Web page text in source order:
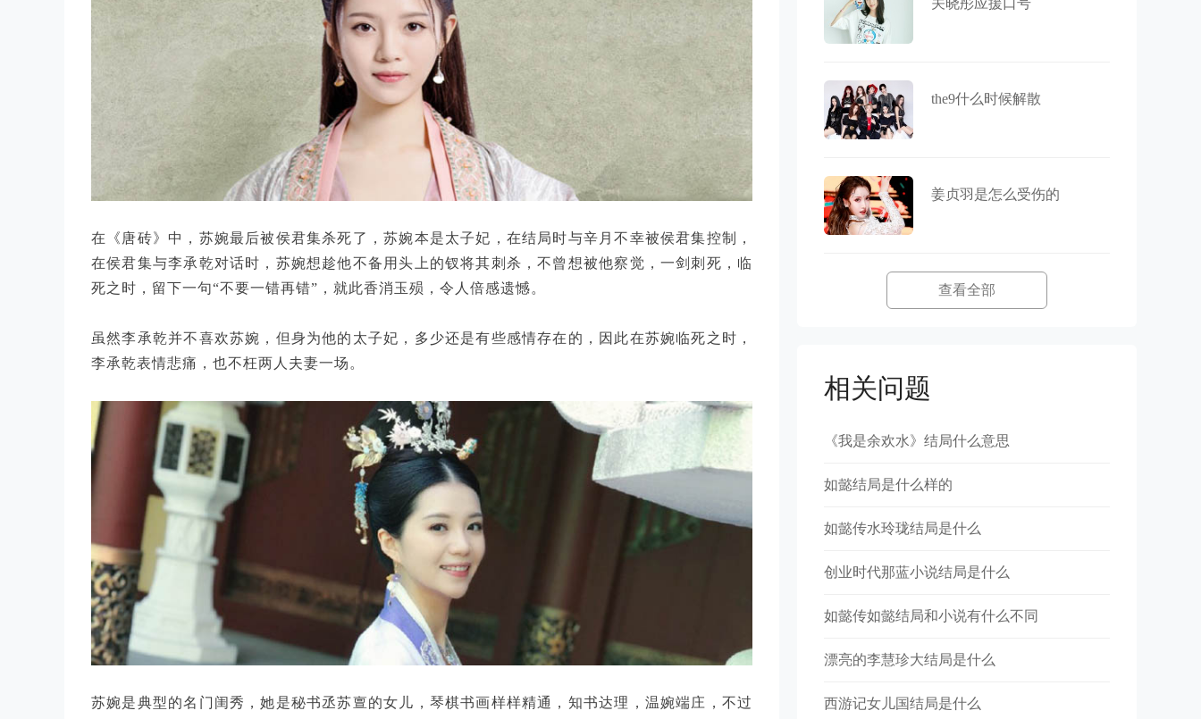
在《唐砖》中，苏婉最后被侯君集杀死了，苏婉本是太子妃，在结局时与辛月不幸被侯君集控制，
在侯君集与李承乾对话时，苏婉想趁他不备用头上的钗将其刺杀，不曾想被他察觉，一剑刺死，临
死之时，留下一句“不要一错再错”，就此香消玉殒，令人倍感遗憾。
虽然李承乾并不喜欢苏婉，但身为他的太子妃，多少还是有些感情存在的，因此在苏婉临死之时，
李承乾表情悲痛，也不枉两人夫妻一场。
苏婉是典型的名门闺秀，她是秘书丞苏亶的女儿，琴棋书画样样精通，知书达理，温婉端庄，不过
关晓彤应援口号
the9什么时候解散
姜贞羽是怎么受伤的
查看全部
相关问题
《我是余欢水》结局什么意思
如懿结局是什么样的
如懿传水玲珑结局是什么
创业时代那蓝小说结局是什么
如懿传如懿结局和小说有什么不同
漂亮的李慧珍大结局是什么
西游记女儿国结局是什么